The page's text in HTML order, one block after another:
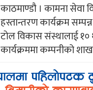
काठमाण्डौ । कामना
हस्तान्तरण कार्यक्रम
टोल विकास संस्थालाई १०
कार्यक्रममा कम्पनीको